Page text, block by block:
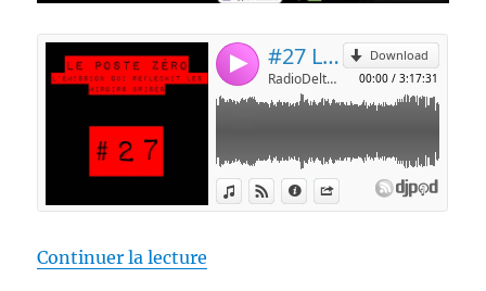
Continuer la lecture